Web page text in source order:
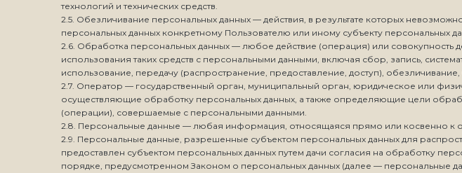
технологий и технических средств.
2.5. Обезличивание персональных данных — действия, в результате которых
персональных данных конкретному Пользователю или иному субъекту персональных
2.6. Обработка персональных данных — любое действие (операция) или совокупность
использования таких средств с персональными данными, включая сбор, запись,
использование, передачу (распространение, предоставление, доступ),
2.7. Оператор — государственный орган, муниципальный орган, юридическое или
осуществляющие обработку персональных данных, а также определяющие цели
(операции), совершаемые с персональными данными.
2.8. Персональные данные — любая информация, относящаяся прямо или косвенно к
2.9. Персональные данные, разрешенные субъектом персональных данных для
предоставлен субъектом персональных данных путем дачи согласия на обработку
порядке, предусмотренном Законом о персональных данных (далее — персональные